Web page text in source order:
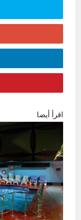
اقرأ أيضا